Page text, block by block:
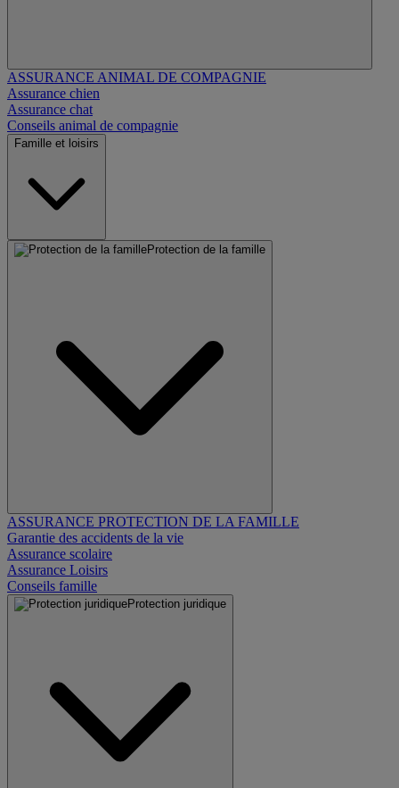
ASSURANCE ANIMAL DE COMPAGNIE
Assurance chien
Assurance chat
Conseils animal de compagnie
Famille et loisirs
Protection de la famille
ASSURANCE PROTECTION DE LA FAMILLE
Garantie des accidents de la vie
Assurance scolaire
Assurance Loisirs
Conseils famille
Protection juridique